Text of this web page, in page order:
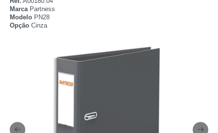
MarcaPartness
Modelo PN28
Opção Cinza